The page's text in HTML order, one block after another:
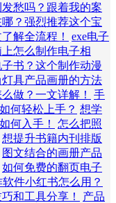
愁吗？跟着我的案
？强烈推荐这个宝
解全流程！
exe电子
怎么制作电子相
书？这个制作动漫
具产品画册的方法
做？一文详解！
手
何轻松上手？ 想学
何入手！
怎么把照
想提升书籍内刊排版
图文结合的画册产品
如何免费的翻页电子
件小红书怎么用？
和工具分享！
产品